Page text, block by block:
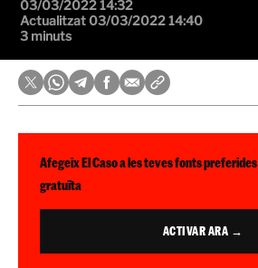
03/03/2022 14:32
Actualitzat 03/03/2022 14:40
3 minuts
Afegeix El Caso a les teves fonts
gratuïta
ACTIVAR ARA →